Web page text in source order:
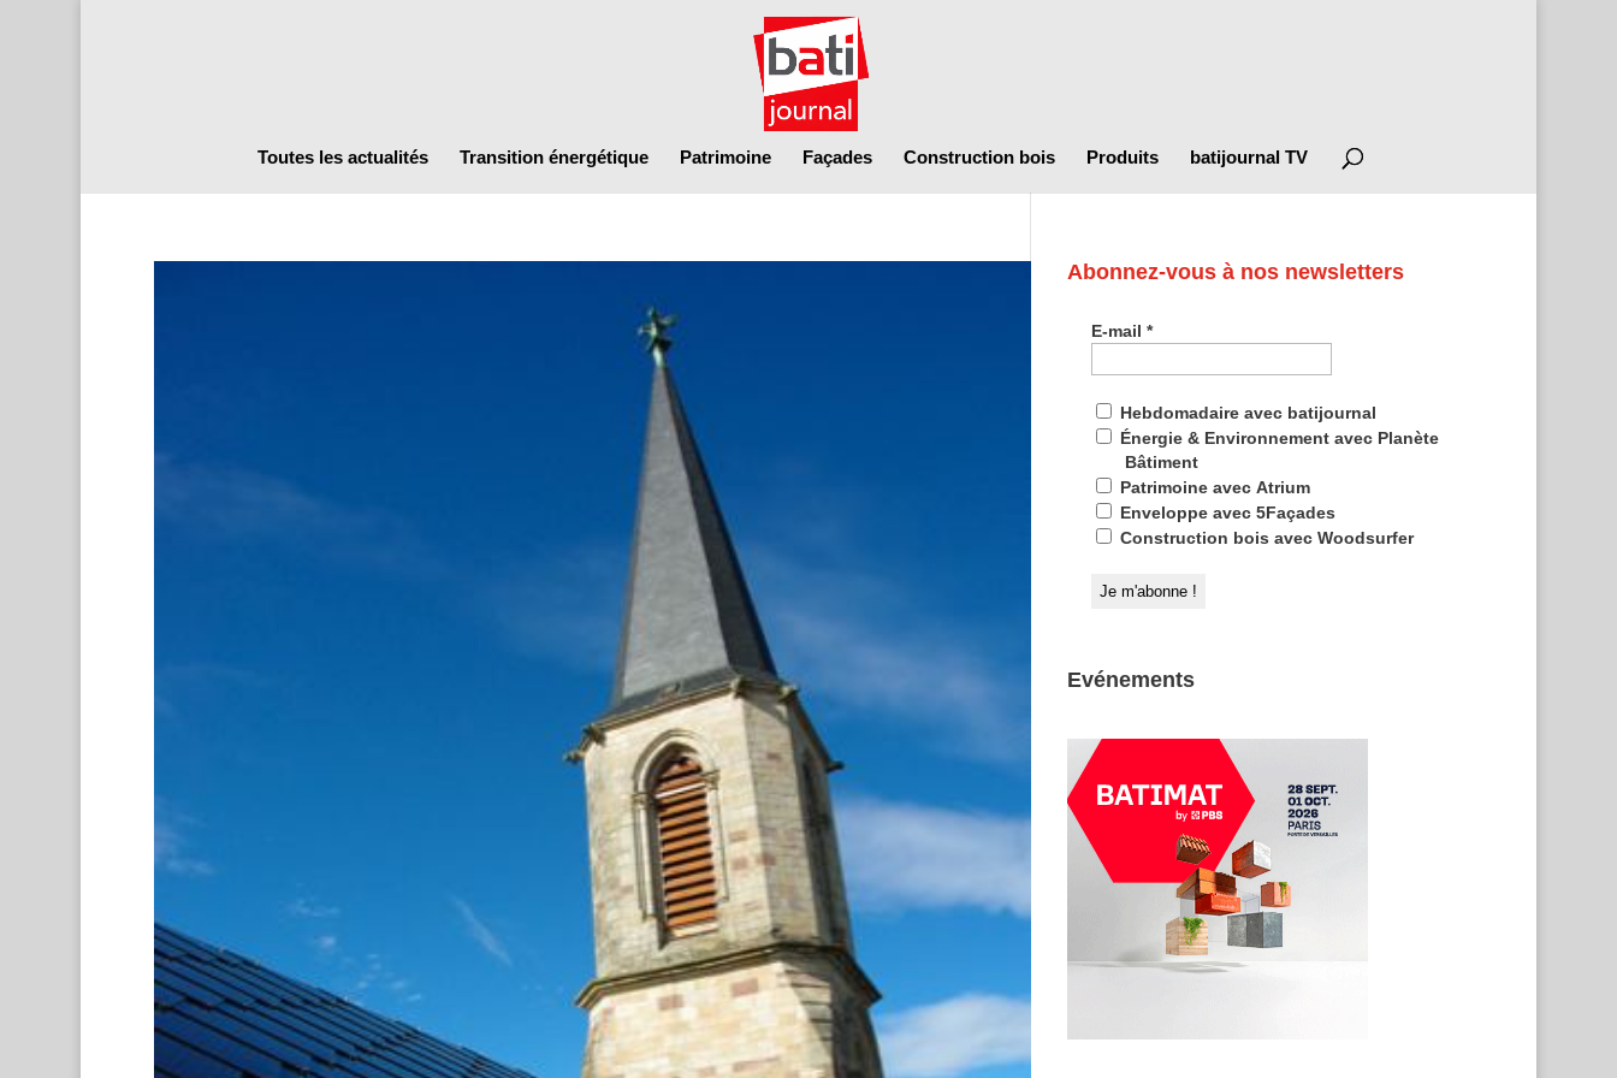
Toutes les actualités Transition énergétique Patrimoine Façades Construction bois Produits batijournal TV
Abonnez-vous à nos newsletters
E-mail*
Hebdomadaire avec batijournal
Énergie & Environnement avec Planète
Bâtiment
Patrimoine avec Atrium
Enveloppe avec 5Façades
Construction bois avec Woodsurfer
Evénements